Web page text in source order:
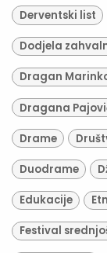
Derventski list
Dodjela
Dragan
Dragana
Drame
Duodrame
Edukacije
Festival